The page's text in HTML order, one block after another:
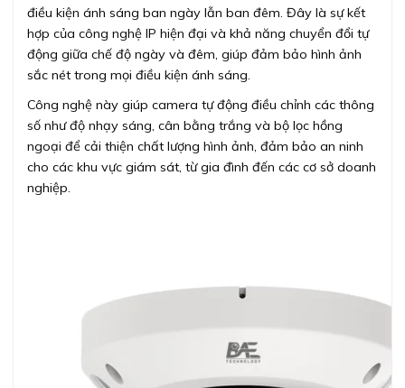
điều kiện ánh sáng ban ngày lẫn ban đêm. Đây là sự kết
hợp của công nghệ IP hiện đại và khả năng chuyển đổi tự
động giữa chế độ ngày và đêm, giúp đảm bảo hình ảnh
sắc nét trong mọi điều kiện ánh sáng.
Công nghệ này giúp camera tự động điều chỉnh các thông
số như độ nhạy sáng, cân bằng trắng và bộ lọc hồng
ngoại để cải thiện chất lượng hình ảnh, đảm bảo an ninh
cho các khu vực giám sát, từ gia đình đến các cơ sở doanh
nghiệp.